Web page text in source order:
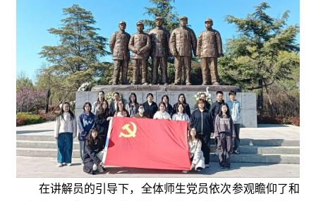
在讲解员的引导下，全体师生党员依次参观瞻仰了和